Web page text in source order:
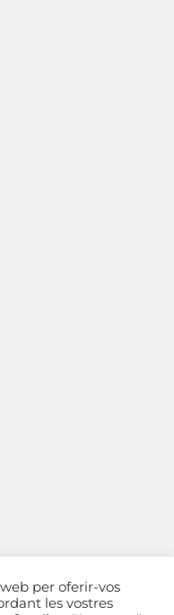
(Barcelona)
per oferir-vos
les vostres